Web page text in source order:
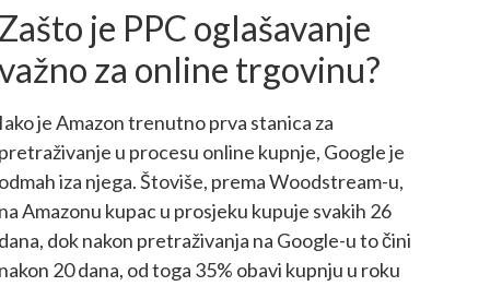
je PPC oglašavanje
za online trgovinu?
je Amazon trenutno prva stanica za
u procesu online kupnje, Google je
iza njega. Štoviše, prema Woodstream-u,
Amazonu kupac u prosjeku kupuje svakih 26
dok nakon pretraživanja na Google-u to čini
20 dana, od toga 35% obavi kupnju u roku